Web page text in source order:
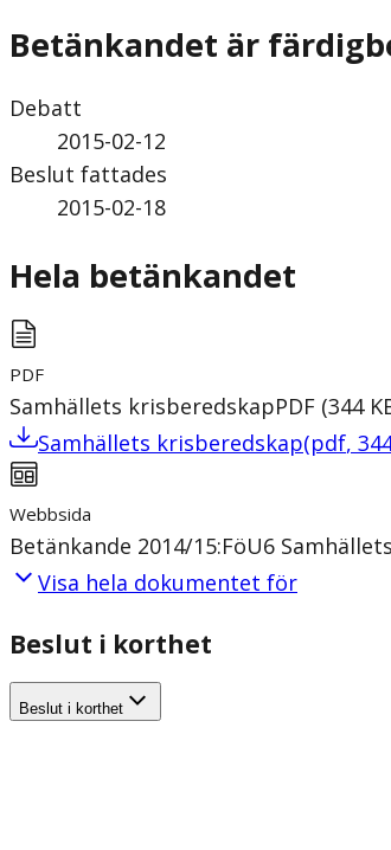
Betänkandet är
Debatt
2015-02-12
Beslut fattades
2015-02-18
Hela betänkandet
PDF
Samhällets krisberedskapPDF (344
Samhällets krisberedskap(pdf,
Webbsida
Betänkande 2014/15:FöU6
Visa hela dokumentet för
Beslut i korthet
Beslut i korthet